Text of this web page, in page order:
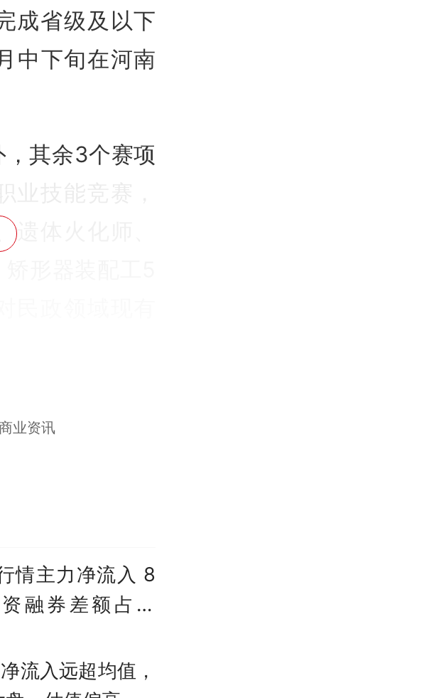
成省级及以下
中下旬在河南
其余3个赛项
遗体火化师、
护理员、殡仪
业2年及以上
其中，养老护
机构职工报
算作工作年
学生不得以职
能大奖”“全国
称号申报资格
业资讯
情主力净流入 8
融券差额占比
流入远超均值，